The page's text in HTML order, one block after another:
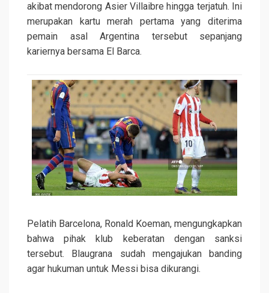
akibat mendorong Asier Villaibre hingga terjatuh. Ini
merupakan kartu merah pertama yang diterima
pemain asal Argentina tersebut sepanjang
kariernya bersama El Barca.
Pelatih Barcelona, Ronald Koeman, mengungkapkan
bahwa pihak klub keberatan dengan sanksi
tersebut. Blaugrana sudah mengajukan banding
agar hukuman untuk Messi bisa dikurangi.